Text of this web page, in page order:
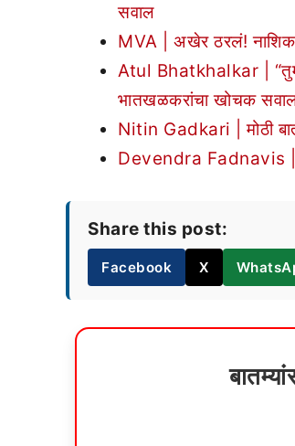
सवाल
MVA | अखेर ठरलं! नाशिक
Atul Bhatkhalkar | “तुम्ही
भातखळकरांचा खोचक
Nitin Gadkari | मोठी
Devendra Fadnavis |
Share this post:
Facebook X